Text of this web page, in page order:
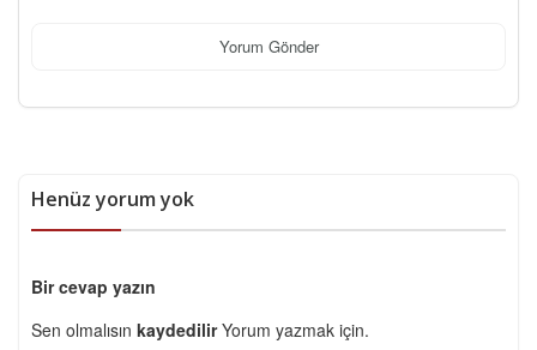
Yorum Gönder
Henüz yorum yok
Bir cevap yazın
Sen olmalısın kaydedilirYorum yazmak için.